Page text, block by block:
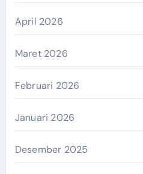
April 2026
Maret 2026
Februari 2026
Januari 2026
Desember 2025